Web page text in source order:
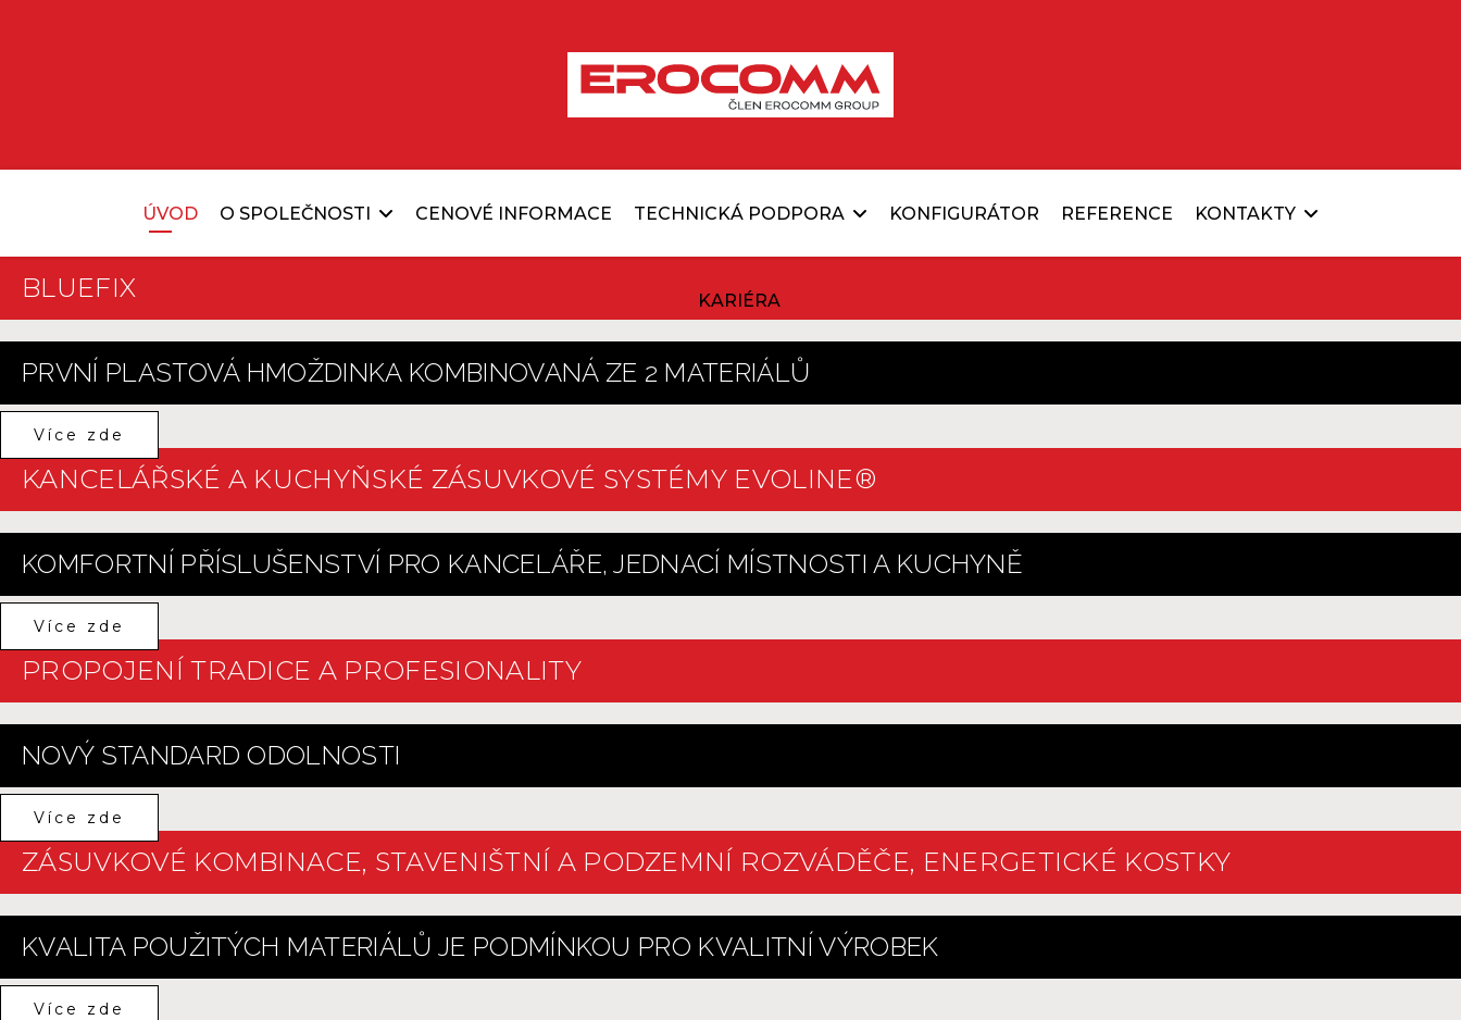
ÚVOD O SPOLEČNOSTI CENOVÉ INFORMACE TECHNICKÁ PODPORA KONFIGURÁTOR REFERENCE KONTAKTY
KARIÉRA
BLUEFIX
PRVNÍ PLASTOVÁ HMOŽDINKA KOMBINOVANÁ ZE 2 MATERIÁLŮ
Více zde
KANCELÁŘSKÉ A KUCHYŇSKÉ ZÁSUVKOVÉ SYSTÉMY EVOLINE®
KOMFORTNÍ PŘÍSLUŠENSTVÍ PRO KANCELÁŘE, JEDNACÍ MÍSTNOSTI A KUCHYNĚ
Více zde
PROPOJENÍ TRADICE A PROFESIONALITY
NOVÝ STANDARD ODOLNOSTI
Více zde
ZÁSUVKOVÉ KOMBINACE, STAVENIŠTNÍ A PODZEMNÍ ROZVÁDĚČE, ENERGETICKÉ KOSTKY
KVALITA POUŽITÝCH MATERIÁLŮ JE PODMÍNKOU PRO KVALITNÍ VÝROBEK
Více zde